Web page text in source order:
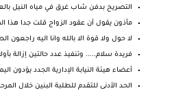
التصريح بدفن شاب غرق في مياه النيل
مأذون يقول أن عقود الزواج قلت جدا
لا حول ولا قوة الا بالله وانا اليه راجعون
فريدة سلام..... وتنفيذ عدد حالتين إزالة
أعضاء هيئة النيابة الإدارية الجدد يؤدون
الحد الأدنى للتقدم للطلبة البنين خلال